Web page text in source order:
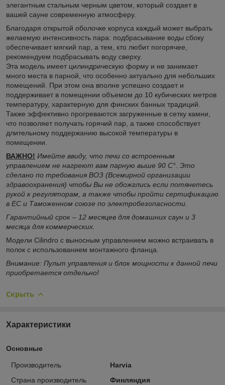
элегантным стальным черным цветом, который создает в
вашей сауне современную атмосферу.
Благодаря открытой оболочке корпуса каждый может выбрать
желаемую интенсивность пара: подбрасывание воды сбоку
обеспечивает мягкий пар, а тем, кто любит погорячее,
рекомендуем подбрасывать воду сверху.
Эта модель имеет цилиндрическую форму и не занимает
много места в парной, что особенно актуально для небольших
помещений. При этом она вполне успешно создает и
поддерживает в помещении объемом до 10 кубических метров
температуру, характерную для финских банных традиций.
Также эффективно прогреваются загруженные в сетку камни,
что позволяет получать горячий пар, а также способствует
длительному поддержанию высокой температуры в
помещении.
ВАЖНО! Имейте ввиду, что печи со встроенным
управлением не нагреют вам парную выше 90 С°. Это
сделано по требования ВОЗ (Всемирной организации
здравоохранения) чтобы Вы не обожглись если потянетесь
рукой к регуляторам, а также чтобы пройти сертификацию
в ЕС и Таможенном союзе по электробезопасности.
Гарантийный срок – 12 месяцев для домашних саун и 3
месяца для коммерческих.
Модели Cilindro с выносным управлением можно встраивать в
полок с использованием монтажного фланца.
Внимание: Пульт управления и блок мощности к данной печи
приобретается отдельно!
Скрыть
Характеристики
Основные
Производитель
Harvia
Страна производитель
Финляндия